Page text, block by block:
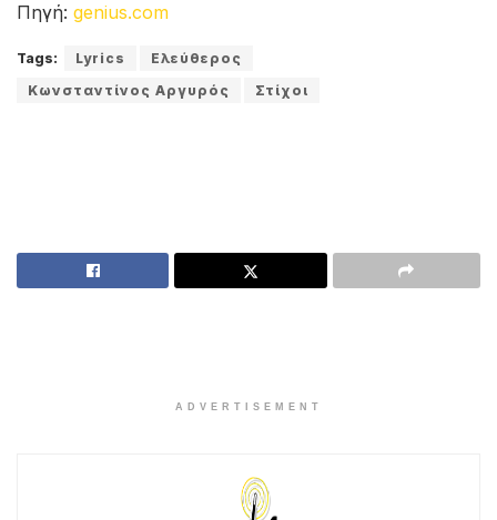
Πηγή: genius.com
Tags: Lyrics
Ελεύθερος
Κωνσταντίνος Αργυρός
Στίχοι
ADVERTISEMENT